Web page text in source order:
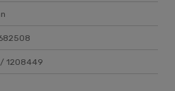
1208449